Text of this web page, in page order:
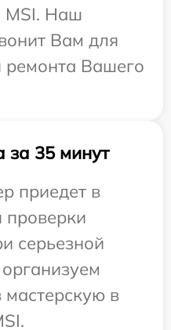
MSI. Наш
Вам для
ремонта Вашего
за 35 минут
приедет в
проверки
серьезной
мастерскую в